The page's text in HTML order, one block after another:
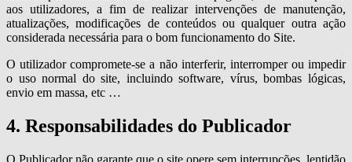
aos utilizadores, a fim de realizar intervenções de manutenção,
atualizações, modificações de conteúdos ou qualquer outra ação
considerada necessária para o bom funcionamento do Site.
O utilizador compromete-se a não interferir, interromper ou impedir
o uso normal do site, incluindo software, vírus, bombas lógicas,
envio em massa, etc …
4. Responsabilidades do Publicador
O Publicador não garante que o site opere sem interrupções, lentidão